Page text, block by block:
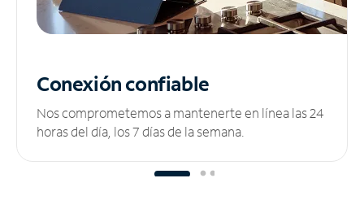
Conexión confiable
Nos comprometemos a mantenerte en línea las 24
horas del día, los 7 días de la semana.